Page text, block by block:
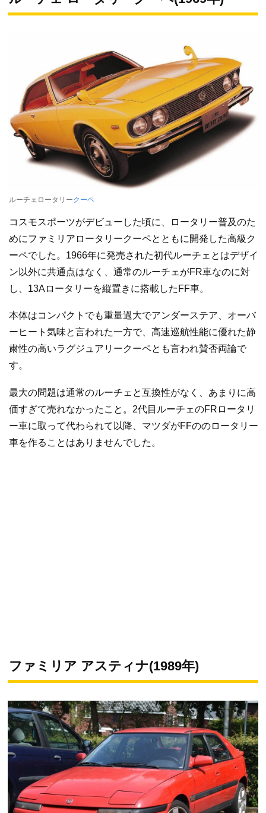
ルーチェロータリークーペ
コスモスポーツがデビューした頃に、ロータリー普及のた
めにファミリアロータリークーペとともに開発した高級ク
ーペでした。1966年に発売された初代ルーチェとはデザイ
ン以外に共通点はなく、通常のルーチェがFR車なのに対
し、13Aロータリーを縦置きに搭載したFF車。
本体はコンパクトでも重量過大でアンダーステア、オーバ
ーヒート気味と言われた一方で、高速巡航性能に優れた静
粛性の高いラグジュアリークーペとも言われ賛否両論で
す。
最大の問題は通常のルーチェと互換性がなく、あまりに高
価すぎて売れなかったこと。2代目ルーチェのFRロータリ
ー車に取って代わられて以降、マツダがFFののロータリー
車を作ることはありませんでした。
ファミリア アスティナ(1989年)